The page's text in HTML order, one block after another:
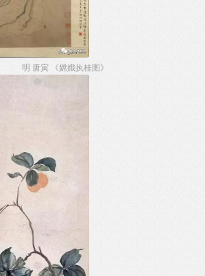
明 唐寅 《嫦娥执桂图》